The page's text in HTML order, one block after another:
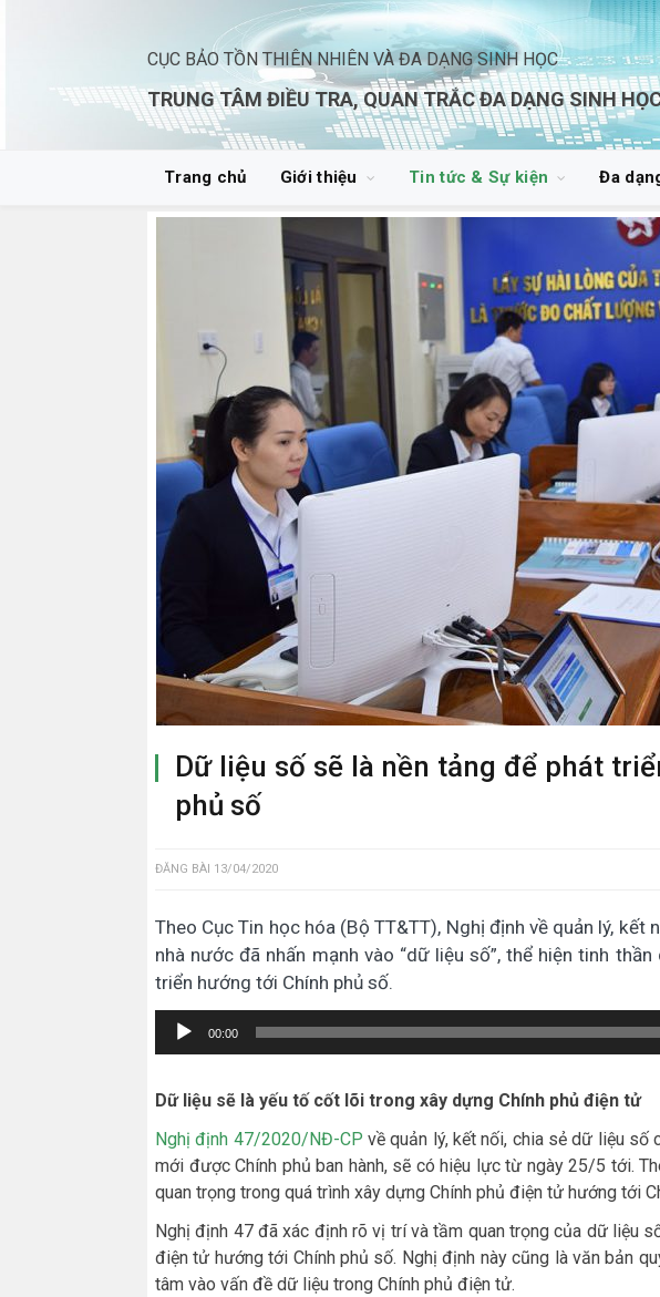
CỤC BẢO TỒN THIÊN NHIÊN VÀ ĐA DẠNG SINH HỌC
TRUNG TÂM ĐIỀU TRA, QUAN TRẮC ĐA DẠNG SINH
Trang chủ Giới thiệu Tin tức & Sự kiện Đa
Dữ liệu số sẽ là nền tảng để phát
phủ số
ĐĂNG BÀI 13/04/2020
Theo Cục Tin học hóa (Bộ TT&TT), Nghị định về quản lý, kết
nhà nước đã nhấn mạnh vào “dữ liệu số”, thể hiện tinh
triển hướng tới Chính phủ số.
Trình
chơi
00:00
Dữ liệu sẽ là yếu tố cốt lõi trong xây dựng Chính phủ điện tử
Nghị định 47/2020/NĐ-CP về quản lý, kết nối, chia sẻ dữ liệu số
mới được Chính phủ ban hành, sẽ có hiệu lực từ ngày 25/5 tới.
quan trọng trong quá trình xây dựng Chính phủ điện tử hướng tới
Nghị định 47 đã xác định rõ vị trí và tầm quan trọng của dữ liệu
điện tử hướng tới Chính phủ số. Nghị định này cũng là văn bản
tâm vào vấn đề dữ liệu trong Chính phủ điện tử.